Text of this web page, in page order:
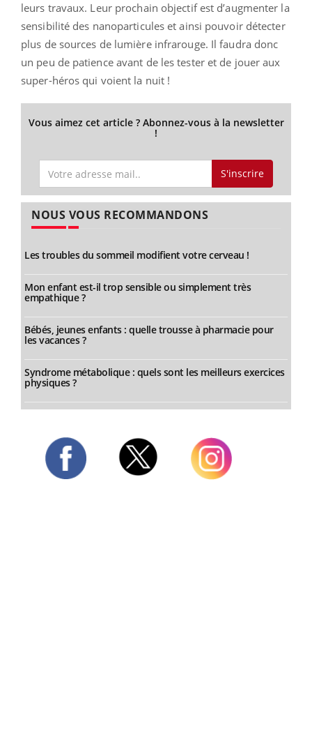
leurs travaux. Leur prochain objectif est d’augmenter la
sensibilité des nanoparticules et ainsi pouvoir détecter
plus de sources de lumière infrarouge. Il faudra donc
un peu de patience avant de les tester et de jouer aux
super-héros qui voient la nuit !
Vous aimez cet article ? Abonnez-vous à la newsletter
!
S'inscrire
NOUS VOUS RECOMMANDONS
Les troubles du sommeil modifient votre cerveau !
Mon enfant est-il trop sensible ou simplement très
empathique ?
Bébés, jeunes enfants : quelle trousse à pharmacie pour
les vacances ?
Syndrome métabolique : quels sont les meilleurs exercices
physiques ?